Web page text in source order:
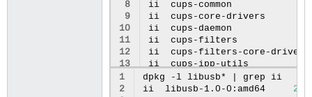
8
9
10
11
12
13
14
15
ii
cups-common
ii
cups-core-drivers
ii
cups-daemon
ii
cups-filters
ii
cups-filters-core-drivers
ii
cups-ipp-utils
ii
cups-pk-helper
ii
cups-ppdc
1
2
dpkg -l libusb* grep
ii
ii
libusb-1.0-0:amd64 2